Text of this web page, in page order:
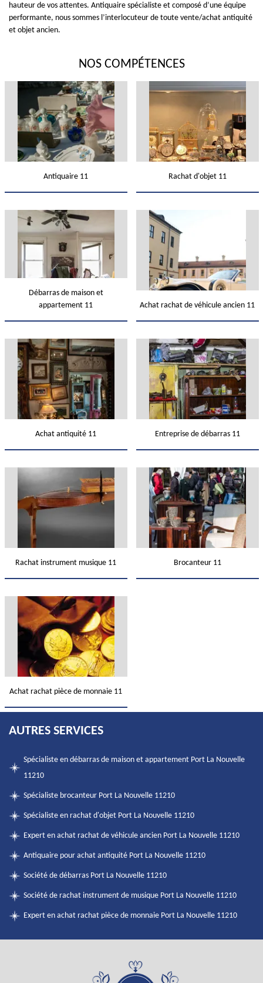
hauteur de vos attentes. Antiquaire spécialiste et composé d’une équipe
performante, nous sommes l’interlocuteur de toute vente/achat antiquité
et objet ancien.
NOS COMPÉTENCES
Antiquaire 11 Rachat d'objet 11
Débarras de maison et
appartement 11
Achat rachat de véhicule ancien 11
Achat antiquité 11 Entreprise de débarras 11
Rachat instrument musique 11 Brocanteur 11
Achat rachat pièce de monnaie 11
AUTRES SERVICES
Spécialiste en débarras de maison et appartement Port La Nouvelle
11210
Spécialiste brocanteur Port La Nouvelle 11210
Spécialiste en rachat d'objet Port La Nouvelle 11210
Expert en achat rachat de véhicule ancien Port La Nouvelle 11210
Antiquaire pour achat antiquité Port La Nouvelle 11210
Société de débarras Port La Nouvelle 11210
Société de rachat instrument de musique Port La Nouvelle 11210
Expert en achat rachat pièce de monnaie Port La Nouvelle 11210